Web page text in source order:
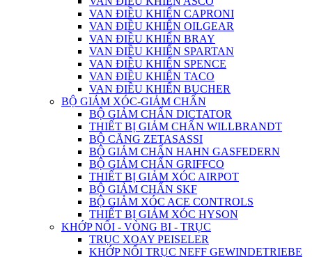
VAN ĐIỀU KHIỂN CAPRONI
VAN ĐIỀU KHIỂN OILGEAR
VAN ĐIỀU KHIỂN BRAY
VAN ĐIỀU KHIỂN SPARTAN
VAN ĐIỀU KHIỂN SPENCE
VAN ĐIỀU KHIỂN TACO
VAN ĐIỀU KHIỂN BUCHER
BỘ GIẢM XÓC-GIẢM CHẤN
BỘ GIẢM CHẤN DICTATOR
THIẾT BỊ GIẢM CHẤN WILLBRANDT
BỘ CĂNG ZETASASSI
BỘ GIẢM CHẤN HAHN GASFEDERN
BỘ GIẢM CHẤN GRIFFCO
THIẾT BỊ GIẢM XÓC AIRPOT
BỘ GIẢM CHẤN SKF
BỘ GIẢM XÓC ACE CONTROLS
THIẾT BỊ GIẢM XÓC HYSON
KHỚP NỐI - VÒNG BI - TRỤC
TRỤC XOAY PEISELER
KHỚP NỐI TRỤC NEFF GEWINDETRIEBE